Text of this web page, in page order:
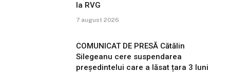
la RVG
7 august 2026
COMUNICAT DE PRESĂ Cătălin
Silegeanu cere suspendarea
președintelui care a lăsat țara 3 luni